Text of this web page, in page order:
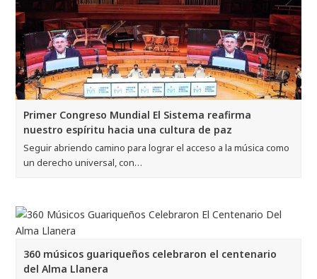
Primer Congreso Mundial El Sistema reafirma
nuestro espíritu hacia una cultura de paz
Seguir abriendo camino para lograr el acceso a la música como
un derecho universal, con…
360 músicos guariqueños celebraron el centenario
del Alma Llanera